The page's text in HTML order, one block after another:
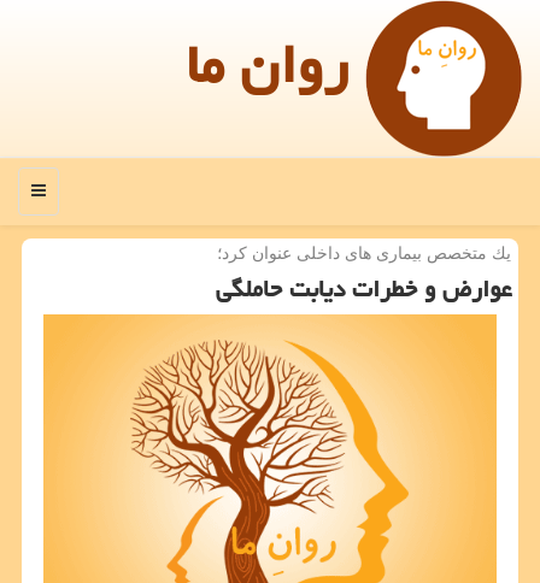
روان ما
منو
یك متخصص بیماری های داخلی عنوان كرد؛
عوارض و خطرات دیابت حاملگی